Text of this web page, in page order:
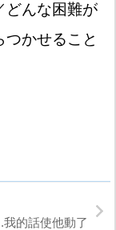
どんな困難が
かせること
的話使他動了